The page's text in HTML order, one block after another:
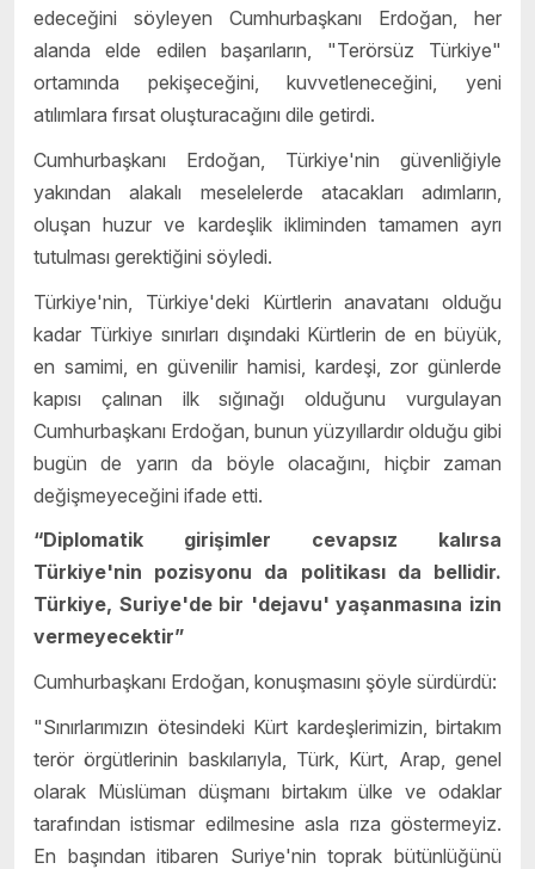
edeceğini söyleyen Cumhurbaşkanı Erdoğan, her
alanda elde edilen başarıların, "Terörsüz Türkiye"
ortamında pekişeceğini, kuvvetleneceğini, yeni
atılımlara fırsat oluşturacağını dile getirdi.
Cumhurbaşkanı Erdoğan, Türkiye'nin güvenliğiyle
yakından alakalı meselelerde atacakları adımların,
oluşan huzur ve kardeşlik ikliminden tamamen ayrı
tutulması gerektiğini söyledi.
Türkiye'nin, Türkiye'deki Kürtlerin anavatanı olduğu
kadar Türkiye sınırları dışındaki Kürtlerin de en büyük,
en samimi, en güvenilir hamisi, kardeşi, zor günlerde
kapısı çalınan ilk sığınağı olduğunu vurgulayan
Cumhurbaşkanı Erdoğan, bunun yüzyıllardır olduğu gibi
bugün de yarın da böyle olacağını, hiçbir zaman
değişmeyeceğini ifade etti.
“Diplomatik girişimler cevapsız kalırsa
Türkiye'nin pozisyonu da politikası da bellidir.
Türkiye, Suriye'de bir 'dejavu' yaşanmasına izin
vermeyecektir”
Cumhurbaşkanı Erdoğan, konuşmasını şöyle sürdürdü:
"Sınırlarımızın ötesindeki Kürt kardeşlerimizin, birtakım
terör örgütlerinin baskılarıyla, Türk, Kürt, Arap, genel
olarak Müslüman düşmanı birtakım ülke ve odaklar
tarafından istismar edilmesine asla rıza göstermeyiz.
En başından itibaren Suriye'nin toprak bütünlüğünü